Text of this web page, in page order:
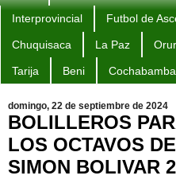
Interprovincial Futbol de
Chuquisaca La Paz
Tarija Beni Cochabamba
domingo, 22 de septiembre de 2024
BOLILLEROS
LOS OCTAVOS
SIMON BOLIVAR